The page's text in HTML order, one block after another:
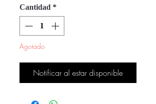
Cantidad *
Agotado
Notificar al estar disponible